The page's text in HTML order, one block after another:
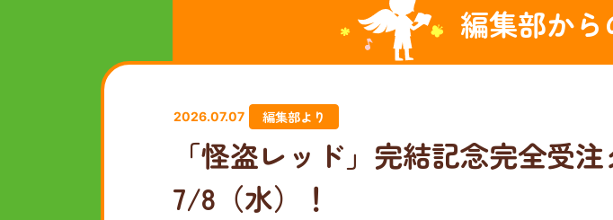
編集部か
2026.07.07 編集部より
「怪盗レッド」完結記念完全受
7/8（水）！